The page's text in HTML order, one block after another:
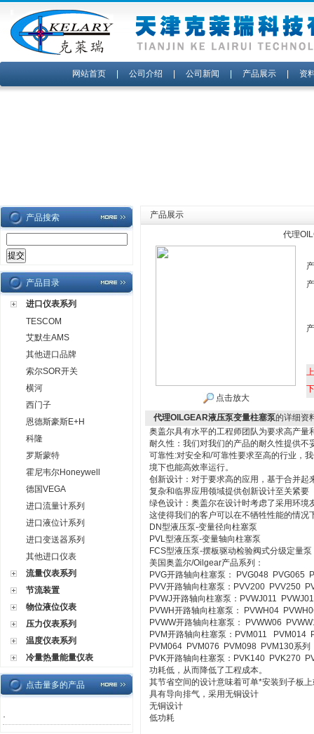
网站首页| 公司介绍 公司新闻 产品展示| 资
产品搜索
产品目录
进口仪表系列
TESCOM
艾默生AMS
其他进口品牌
索尔SOR开关
横河
西门子
恩德斯豪斯E+H
科隆
罗斯蒙特
霍尼韦尔Honeywell
德国VEGA
进口流量计系列
进口液位计系列
进口变送器系列
其他进口仪表
流量仪表系列
节流装置
物位液位仪表
压力仪表系列
温度仪表系列
冷量热量能量仪表
点击量多的产品
·
产品展示
代理
点击放大
代理OILGEAR液压泵变量柱塞泵的详细资
奥盖尔具有水平的工程师团队为要求高产
耐久性：我们对我们的产品的耐久性提供
可靠性:对安全和/可靠性要求至高的行业，
境下也能高效率运行。
创新设计：对于要求高的应用，基于合并
复杂和临界应用领域提供创新设计至关紧要
绿色设计：奥盖尔在设计时考虑了采用环境
这使得我们的客户可以在不牺牲性能的情况
DN型液压泵-变量径向柱塞泵
PVL型液压泵-变量轴向柱塞泵
FCS型液压泵-摆板驱动检验阀式分级定量泵
美国奥盖尔/Oilgear产品系列：
PVG开路轴向柱塞泵： PVG048
PVV开路轴向柱塞泵：PVV200 PVV250
PVWJ开路轴向柱塞泵：PVWJ011
PVWH开路轴向柱塞泵： PVWH04
PVWW开路轴向柱塞泵： PVWW06
PVM开路轴向柱塞泵：PVM011
PVM064 PVM076 PVM098 PVM130系列
PVK开路轴向柱塞泵：PVK140 PVK270
功耗低，从而降低了工程成本。
其节省空间的设计意味着可单*安装到子板
具有导向排气，采用无铜设计
无铜设计
低功耗